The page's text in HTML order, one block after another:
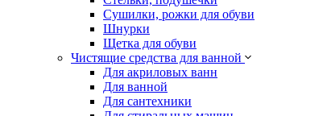
Сушилки, рожки для обуви
Шнурки
Щетка для обуви
Чистящие средства для ванной
Для акриловых ванн
Для ванной
Для сантехники